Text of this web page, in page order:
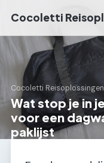
Cocoletti
Cocoletti Reisoplossingen
Wat stop je in
voor een
paklijst